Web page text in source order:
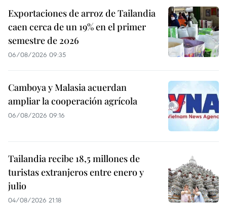
Exportaciones de arroz de Tailandia
caen cerca de un 19% en el primer
semestre de 2026
06/08/2026 09:35
Camboya y Malasia acuerdan
ampliar la cooperación agrícola
06/08/2026 09:16
Tailandia recibe 18,5 millones de
turistas extranjeros entre enero y
julio
04/08/2026 21:18